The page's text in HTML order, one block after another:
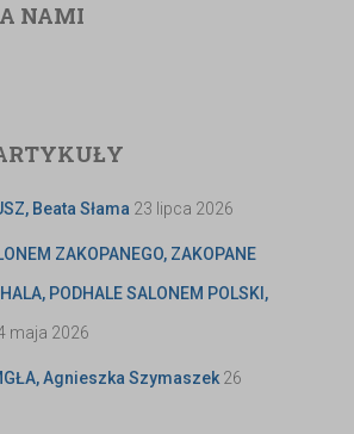
NAMI
Beata Słama 23 lipca 2026
ZAKOPANEGO, ZAKOPANE
PODHALE SALONEM POLSKI,
maja 2026
Agnieszka Szymaszek 26